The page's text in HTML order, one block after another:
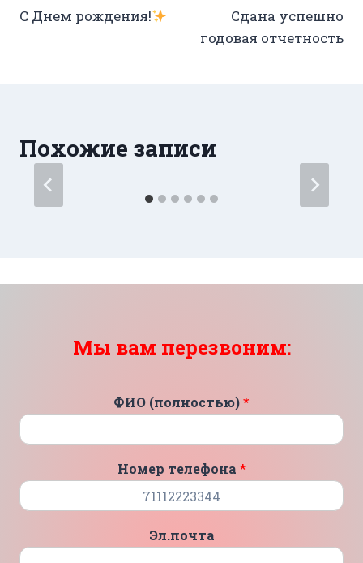
по
С Днем рождения!
Сдана успешно
годовая отчетность
Похожие записи
Мы вам перезвоним:
ФИО (полностью)*
Номер телефона *
Эл.почта